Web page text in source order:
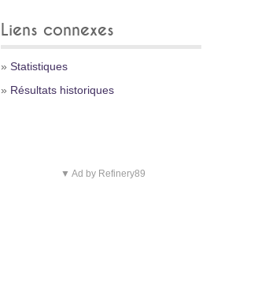
Liens connexes
» Statistiques
» Résultats historiques
▼ Ad by Refinery89